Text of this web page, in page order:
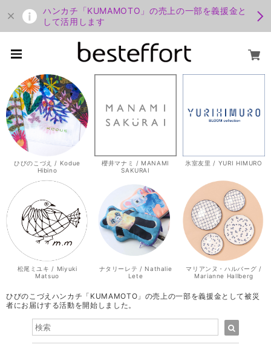
ハンカチ「KUMAMOTO」の売上の一部を義援金と
して活用します
ひびのこづえ / Kodue
Hibino
櫻井マナミ / MANAMI
SAKURAI
氷室友里 / YURI HIMURO
松尾ミユキ / Miyuki
Matsuo
ナタリーレテ / Nathalie
Lete
マリアンヌ・ハルバーグ /
Marianne Hallberg
ひびのこづえハンカチ「KUMAMOTO」の売上の一部を義援金として被災
者にお届けする活動を開始しました。